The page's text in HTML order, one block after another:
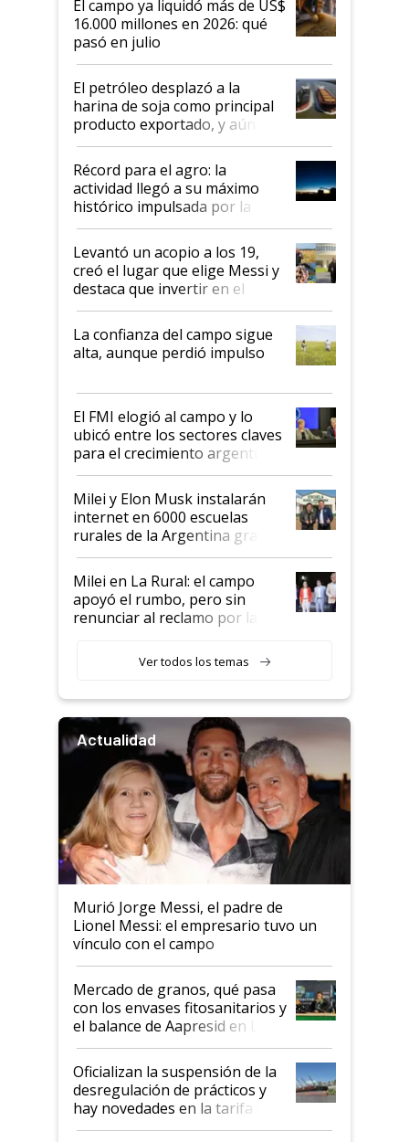
El campo ya liquidó más de US$
16.000 millones en 2026: qué
pasó en julio
El petróleo desplazó a la
harina de soja como principal
producto exportado, y aún así
el agro aportó casi seis de cada
diez dólares y sostuvo el
liderazgo en un semestre
récord
Récord para el agro: la
actividad llegó a su máximo
histórico impulsada por la
cosecha y las exportaciones
Levantó un acopio a los 19,
creó el lugar que elige Messi y
destaca que invertir en el
kirchnerismo era como "darle
plata a un hijo para droga":
Juan Félix Rossetti, el libertario
que de una dura crisis salió
de Milei
La confianza del campo sigue
alta, aunque perdió impulso
El FMI elogió al campo y lo
ubicó entre los sectores claves
para el crecimiento argentino
Milei y Elon Musk instalarán
internet en 6000 escuelas
rurales de la Argentina gracias
a un acuerdo con Starlink
Milei en La Rural: el campo
apoyó el rumbo, pero sin
renunciar al reclamo por las
Ver todos los temas
Actualidad
Murió Jorge Messi, el padre de
Lionel Messi: el empresario tuvo un
vínculo con el campo
Mercado de granos, qué pasa
con los envases fitosanitarios y
el balance de Aapresid en La
Posta
Oficializan la suspensión de la
desregulación de prácticos y
hay novedades en la tarifa de
la hidrovía